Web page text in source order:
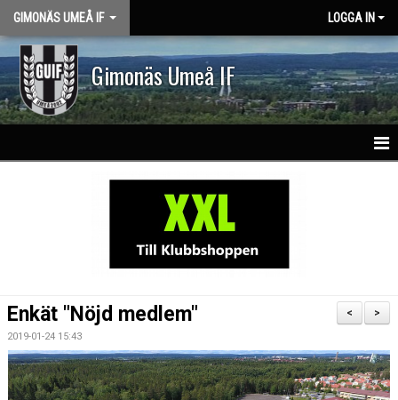
GIMONÄS UMEÅ IF LOGGA IN
Gimonäs Umeå IF
VISION & VÄRDEGRUND
KLASSLAG
>
<
Enkät "Nöjd medlem"
2019-01-24 15:43